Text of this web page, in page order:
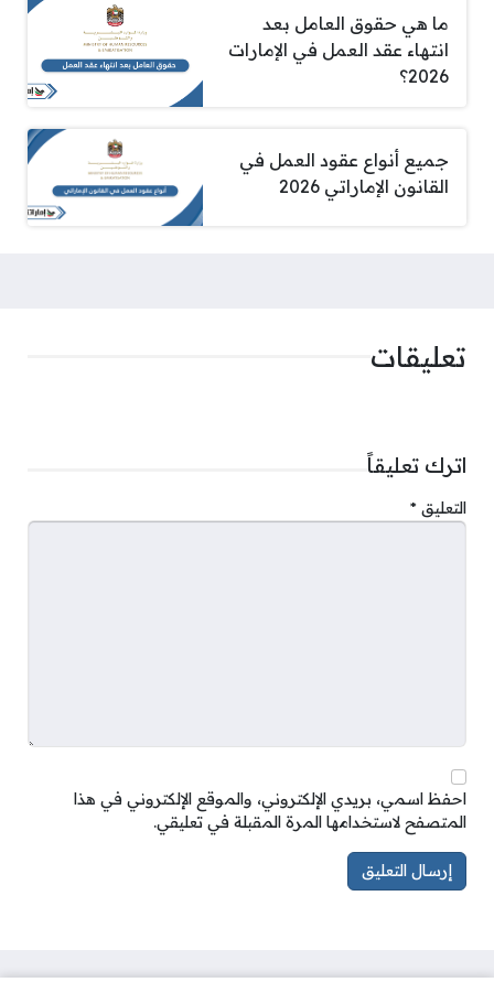
ما هي حقوق العامل بعد
انتهاء عقد العمل في الإمارات
2026؟
جميع أنواع عقود العمل في
القانون الإماراتي 2026
تعليقات
اترك تعليقاً
التعليق *
احفظ اسمي، بريدي الإلكتروني، والموقع الإلكتروني في هذا
المتصفح لاستخدامها المرة المقبلة في تعليقي.